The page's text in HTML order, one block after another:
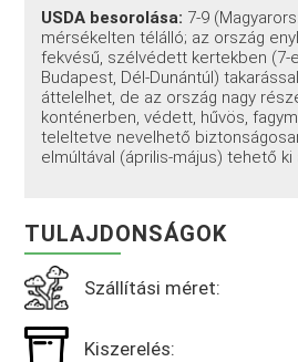
USDA besorolása: 7-9
mérsékelten télálló; az ország
fekvésű, szélvédett kertekben (7-
Budapest, Dél-Dunántúl)
áttelelhet, de az ország nagy
konténerben, védett, hűvös,
teleltetve nevelhető
elmúltával (április-május) tehető ki
TULAJDONSÁGOK
Szállítási méret:
Kiszerelés: